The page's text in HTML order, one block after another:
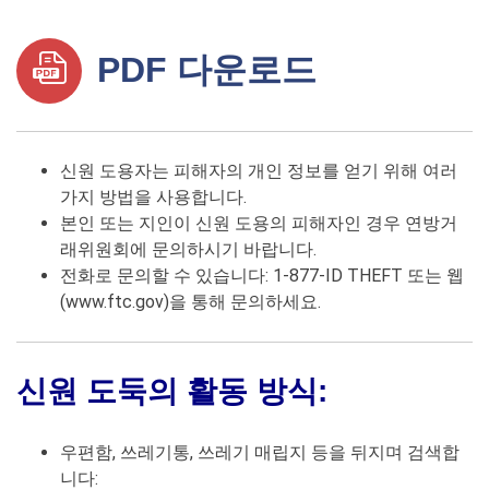
PDF 다운로드
신원 도용자는 피해자의 개인 정보를 얻기 위해 여러
가지 방법을 사용합니다.
본인 또는 지인이 신원 도용의 피해자인 경우 연방거
래위원회에 문의하시기 바랍니다.
전화로 문의할 수 있습니다: 1-877-ID THEFT 또는 웹
(www.ftc.gov)을 통해 문의하세요.
신원 도둑의 활동 방식:
우편함, 쓰레기통, 쓰레기 매립지 등을 뒤지며 검색합
니다: